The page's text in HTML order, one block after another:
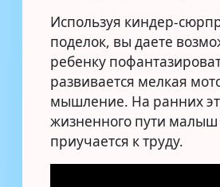
Используя киндер-
поделок, вы даете
ребенку
развивается мелкая
мышление. На ранних
жизненного пути
приучается к труду.